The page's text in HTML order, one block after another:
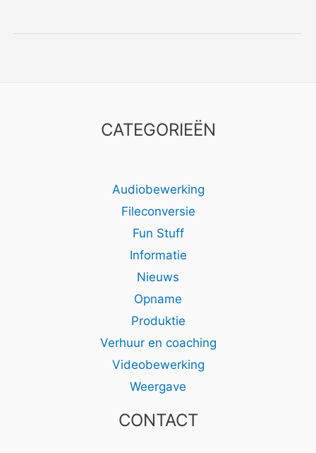
Gemeente
CATEGORIEËN
Audiobewerking
Fileconversie
Fun Stuff
Informatie
Nieuws
Opname
Produktie
Verhuur en coaching
Videobewerking
Weergave
CONTACT